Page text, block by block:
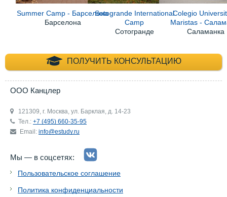
Summer Camp - Барселона
Барселона
Sotogrande International
Camp
Сотогранде
Colegio
Maristas -
Саламанка
ПОЛУЧИТЬ КОНСУЛЬТАЦИЮ
+7 (495) 660-35-
ООО Канцлер
121309, г. Москва, ул. Барклая, д. 14-23
Тел.: +7 (495) 660-35-95
Email: info@estudy.ru
Мы — в соцсетях:
Пользовательское соглашение
Политика конфиденциальности